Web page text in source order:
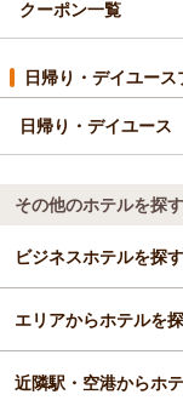
クーポン一覧
日帰り・デイユー
日帰り・デイユース
その他のホテルを探す
ビジネスホテルを探す
福島県
猪苗代・表磐梯
エリアからホテルを
福島県
近隣駅・空港からホ